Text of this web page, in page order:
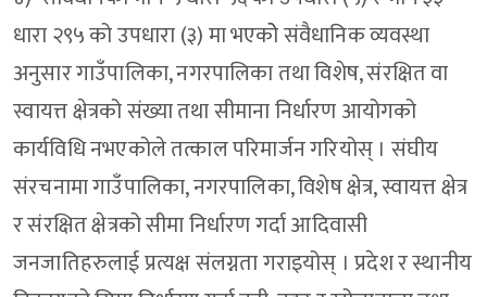
धारा २९५ को उपधारा (३) मा भएकोे संवैधानिक व्यवस्था
अनुसार गाउँपालिका, नगरपालिका तथा विशेष, संरक्षित वा
स्वायत्त क्षेत्रको संख्या तथा सीमाना निर्धारण आयोगको
कार्यविधि नभएकोले तत्काल परिमार्जन गरियोस् । संघीय
संरचनामा गाउँपालिका, नगरपालिका, विशेष क्षेत्र, स्वायत्त क्षेत्र
र संरक्षित क्षेत्रको सीमा निर्धारण गर्दा आदिवासी
जनजातिहरुलाई प्रत्यक्ष संलग्नता गराइयोस् । प्रदेश र स्थानीय